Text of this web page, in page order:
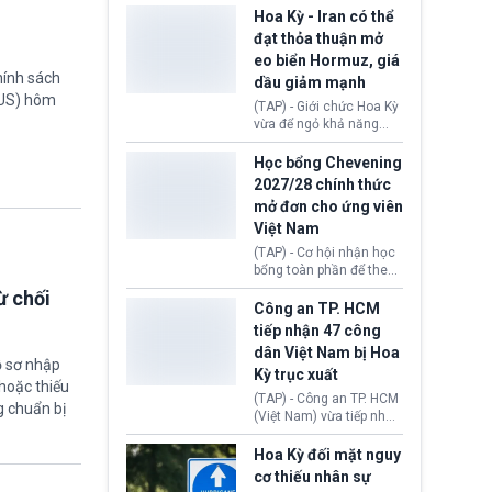
sách
hôm
chối
sơ nhập
thiếu
chuẩn bị
Định cư EU (EU
Settlement Scheme -
EUSS) sau khi xác định
có trường hợp được cấp
quy chế cư trú hậu
Brexit “do nhầm lẫn”.
Động thái này làm dấy
lên lo ngại về việc thực
thi Thỏa thuận Rút khỏi
Liên minh châu Âu
(Withdrawal
Agreement).
Hoa Kỳ - Iran có thể
đạt thỏa thuận mở
eo biển Hormuz, giá
dầu giảm mạnh
(TAP) - Giới chức Hoa Kỳ
vừa để ngỏ khả năng
sớm đạt thỏa thuận với
Iran nhằm mở lại eo biển
Hormuz, mở đường cho
việc khôi phục hoạt
động hàng hải. Những
tín hiệu ngoại giao tích
cực này lập tức tác động
đến thị trường năng
lượng, kéo giá dầu thế
giới lùi sâu xuống dưới
mức 80 USD/thùng.
Học bổng Chevening
2027/28 chính thức
mở đơn cho ứng viên
Việt Nam
(TAP) - Cơ hội nhận học
bổng toàn phần để theo
học chương trình thạc sĩ
tại Vương quốc Anh đã
chính thức quay trở lại.
Học bổng Chevening
2027/28 của Chính phủ
Anh vừa mở cổng ứng
tuyển dành riêng ứng
viên Việt Nam, hỗ trợ
toàn bộ chi phí học tập
cùng nhiều quyền lợi
trong suốt một năm
học.
Công an TP. HCM
tiếp nhận 47 công
dân Việt Nam bị Hoa
Kỳ trục xuất
(TAP) - Công an TP. HCM
(Việt Nam) vừa tiếp nhận
47 công dân Việt Nam bị
Hoa Kỳ trục xuất về
nước. Đây là đợt có số
lượng lớn nhất từ đầu
Hoa Kỳ đối mặt nguy
cơ thiếu nhân sự